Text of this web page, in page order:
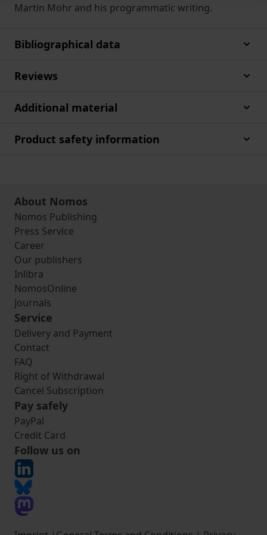
Martin Mohr and his programmatic writing.
Bibliographical data
Reviews
Additional material
Product safety information
About Nomos
Nomos Publishing
Press Service
Career
Our publishers
Inlibra
NomosOnline
Journals
Service
Delivery and Payment
Contact
FAQ
Right of Withdrawal
Cancel Subscription
Pay safely
PayPal
Credit Card
Follow us on